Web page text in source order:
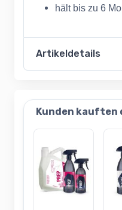
hält bis zu 6
Artikeldetails
Kunden kauften